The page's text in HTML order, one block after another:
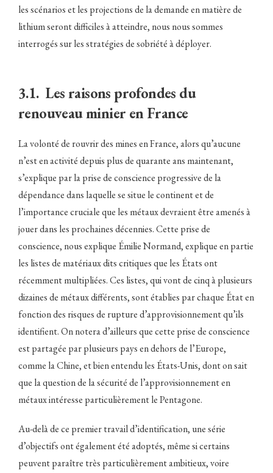
les scénarios et les projections de la demande en matière de
lithium seront difficiles à atteindre, nous nous sommes
interrogés sur les stratégies de sobriété à déployer.
3.1. Les raisons profondes du
renouveau minier en France
La volonté de rouvrir des mines en France, alors qu’aucune
n’est en activité depuis plus de quarante ans maintenant,
s’explique par la prise de conscience progressive de la
dépendance dans laquelle se situe le continent et de
l’importance cruciale que les métaux devraient être amenés à
jouer dans les prochaines décennies. Cette prise de
conscience, nous explique Émilie Normand, explique en partie
les listes de matériaux dits critiques que les États ont
récemment multipliées. Ces listes, qui vont de cinq à plusieurs
dizaines de métaux différents, sont établies par chaque État en
fonction des risques de rupture d’approvisionnement qu’ils
identifient. On notera d’ailleurs que cette prise de conscience
est partagée par plusieurs pays en dehors de l’Europe,
comme la Chine, et bien entendu les États-Unis, dont on sait
que la question de la sécurité de l’approvisionnement en
métaux intéresse particulièrement le Pentagone.
Au-delà de ce premier travail d’identification, une série
d’objectifs ont également été adoptés, même si certains
peuvent paraître très particulièrement ambitieux, voire